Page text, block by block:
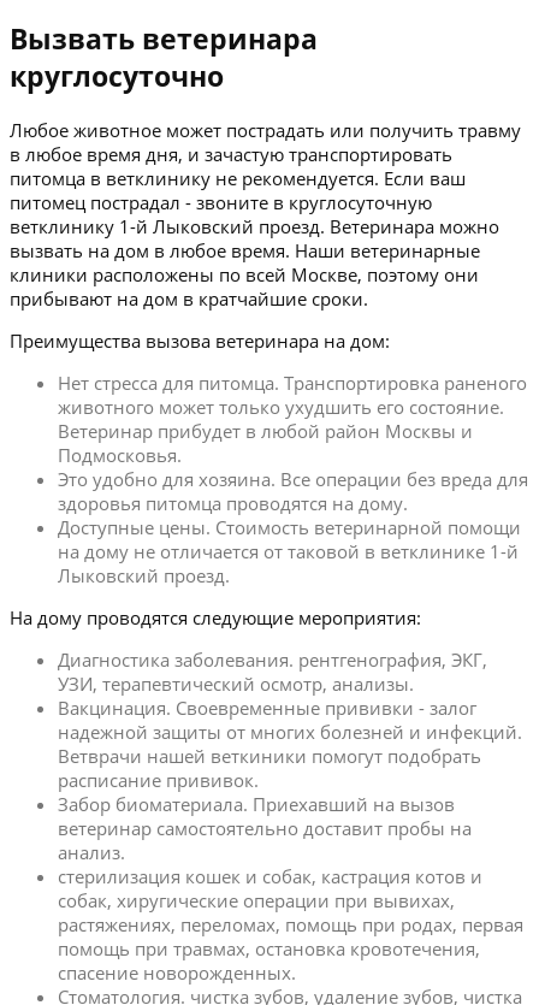
Вызвать ветеринара
круглосуточно
Любое животное может пострадать или получить травму
в любое время дня, и зачастую транспортировать
питомца в ветклинику не рекомендуется. Если ваш
питомец пострадал - звоните в круглосуточную
ветклинику 1-й Лыковский проезд. Ветеринара можно
вызвать на дом в любое время. Наши ветеринарные
клиники расположены по всей Москве, поэтому они
прибывают на дом в кратчайшие сроки.
Преимущества вызова ветеринара на дом:
Нет стресса для питомца. Транспортировка раненого
животного может только ухудшить его состояние.
Ветеринар прибудет в любой район Москвы и
Подмосковья.
Это удобно для хозяина. Все операции без вреда для
здоровья питомца проводятся на дому.
Доступные цены. Стоимость ветеринарной помощи
на дому не отличается от таковой в ветклинике 1-й
Лыковский проезд.
На дому проводятся следующие мероприятия:
Диагностика заболевания. рентгенография, ЭКГ,
УЗИ, терапевтический осмотр, анализы.
Вакцинация. Своевременные прививки - залог
надежной защиты от многих болезней и инфекций.
Ветврачи нашей веткиники помогут подобрать
расписание прививок.
Забор биоматериала. Приехавший на вызов
ветеринар самостоятельно доставит пробы на
анализ.
стерилизация кошек и собак, кастрация котов и
собак, хиругические операции при вывихах,
растяжениях, переломах, помощь при родах, первая
помощь при травмах, остановка кровотечения,
спасение новорожденных.
Стоматология. чистка зубов, удаление зубов, чистка